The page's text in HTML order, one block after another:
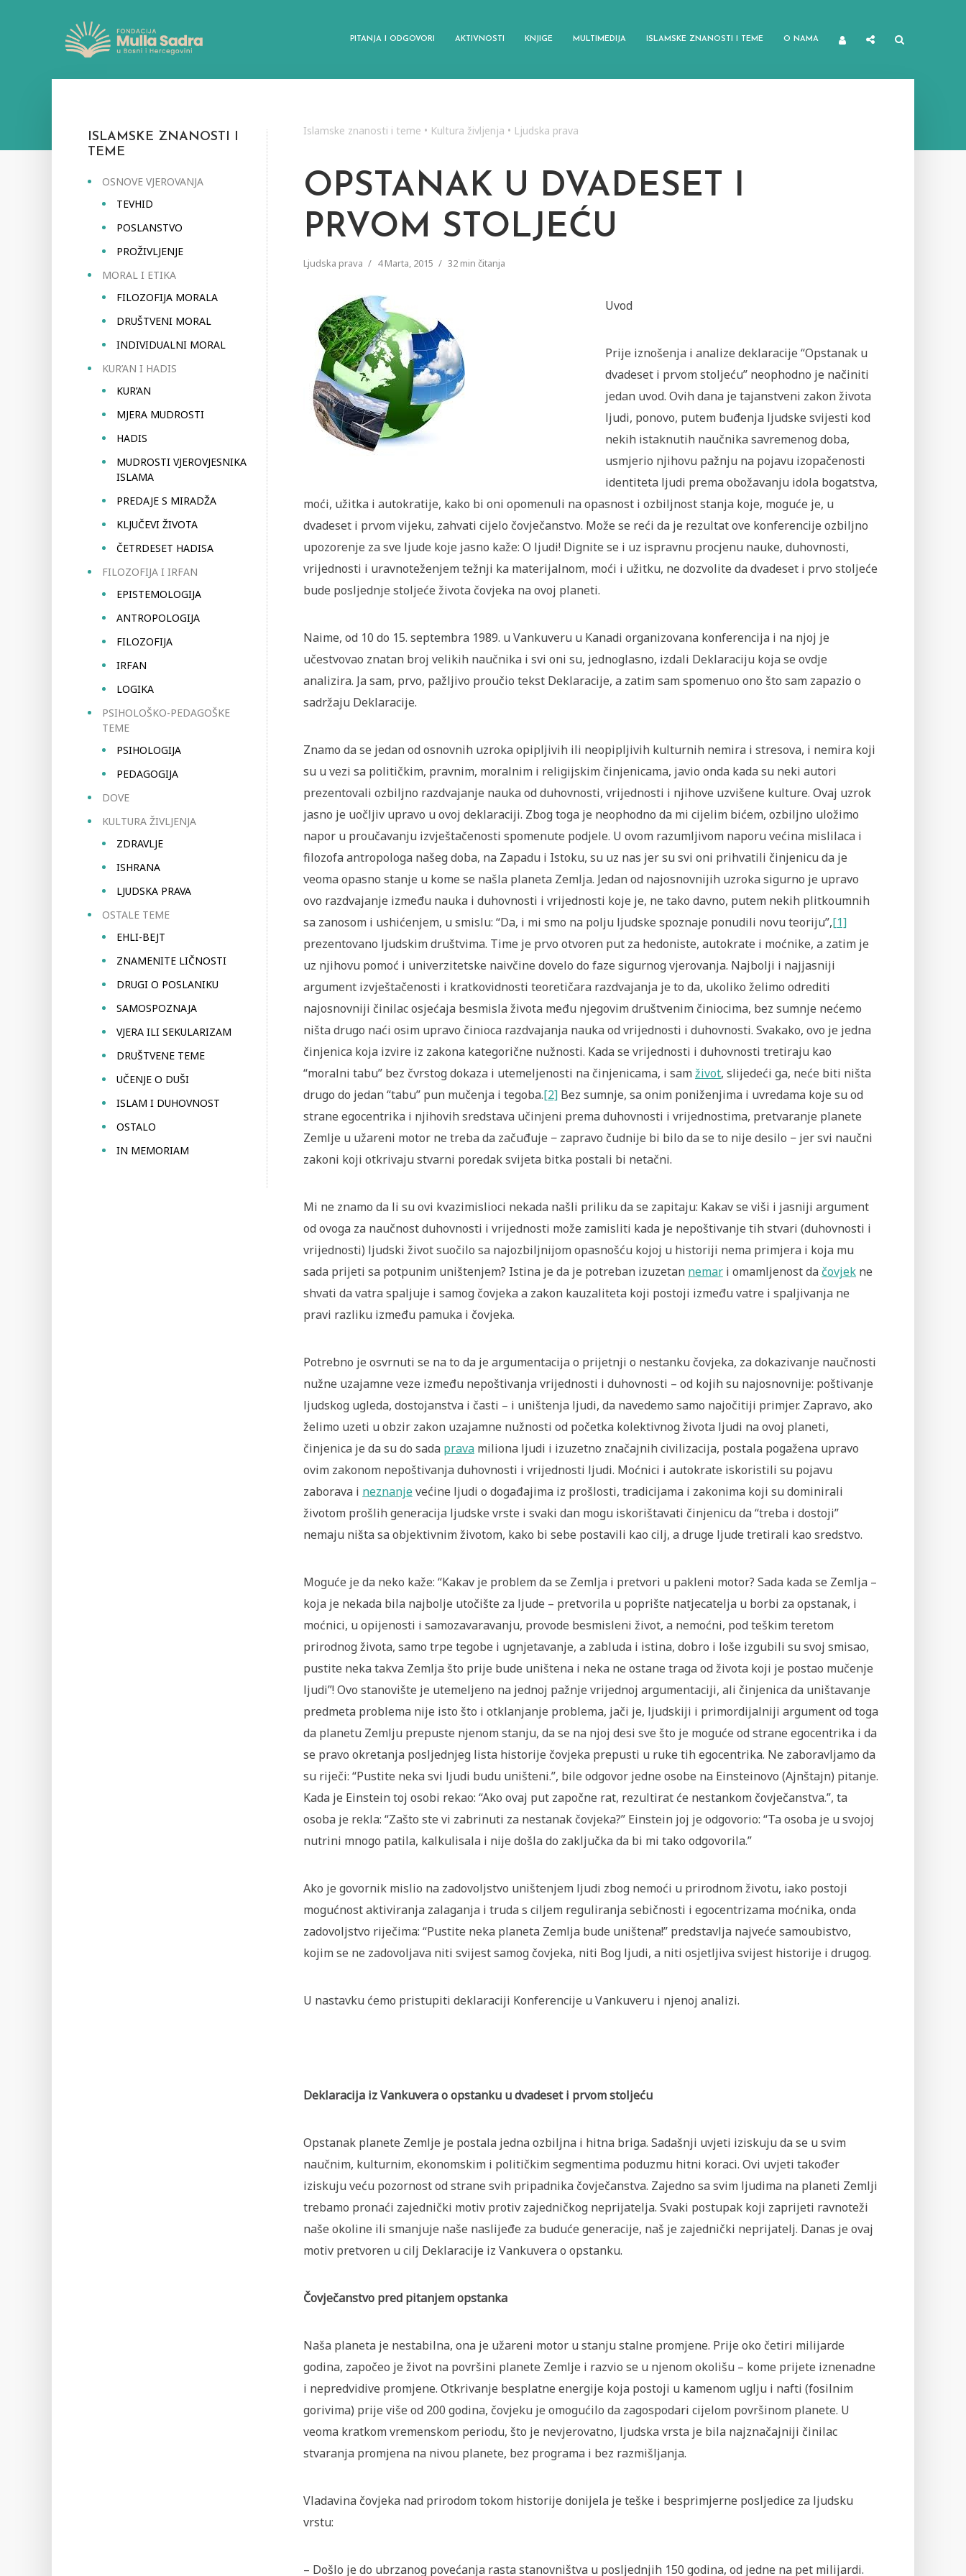
PITANJA I ODGOVORI AKTIVNOSTI KNJIGE MULTIMEDIJA ISLAMSKE ZNANOSTI I TEME O NAMA
ISLAMSKE ZNANOSTI I
TEME
OSNOVE VJEROVANJA
TEVHID
POSLANSTVO
PROŽIVLJENJE
MORAL I ETIKA
FILOZOFIJA MORALA
DRUŠTVENI MORAL
INDIVIDUALNI MORAL
KUR’AN I HADIS
KUR’AN
MJERA MUDROSTI
HADIS
MUDROSTI VJEROVJESNIKA
ISLAMA
PREDAJE S MIRADŽA
KLJUČEVI ŽIVOTA
ČETRDESET HADISA
FILOZOFIJA I IRFAN
EPISTEMOLOGIJA
ANTROPOLOGIJA
FILOZOFIJA
IRFAN
LOGIKA
PSIHOLOŠKO-PEDAGOŠKE
TEME
PSIHOLOGIJA
PEDAGOGIJA
DOVE
KULTURA ŽIVLJENJA
ZDRAVLJE
ISHRANA
LJUDSKA PRAVA
OSTALE TEME
EHLI-BEJT
ZNAMENITE LIČNOSTI
DRUGI O POSLANIKU
SAMOSPOZNAJA
VJERA ILI SEKULARIZAM
DRUŠTVENE TEME
UČENJE O DUŠI
ISLAM I DUHOVNOST
OSTALO
IN MEMORIAM
Islamske znanosti i teme • Kultura življenja • Ljudska prava
OPSTANAK U DVADESET I
PRVOM STOLJEĆU
Ljudska prava 4 Marta, 2015 32 min čitanja
Uvod
Prije iznošenja i analize deklaracije “Opstanak u
dvadeset i prvom stoljeću” neophodno je načiniti
jedan uvod. Ovih dana je tajanstveni zakon života
ljudi, ponovo, putem buđenja ljudske svijesti kod
nekih istaknutih naučnika savremenog doba,
usmjerio njihovu pažnju na pojavu izopačenosti
identiteta ljudi prema obožavanju idola bogatstva,
moći, užitka i autokratije, kako bi oni opomenuli na opasnost i ozbiljnost stanja koje, moguće je, u
dvadeset i prvom vijeku, zahvati cijelo čovječanstvo. Može se reći da je rezultat ove konferencije ozbiljno
upozorenje za sve ljude koje jasno kaže: O ljudi! Dignite se i uz ispravnu procjenu nauke, duhovnosti,
vrijednosti i uravnoteženjem težnji ka materijalnom, moći i užitku, ne dozvolite da dvadeset i prvo stoljeće
bude posljednje stoljeće života čovjeka na ovoj planeti.
Naime, od 10 do 15. septembra 1989. u Vankuveru u Kanadi organizovana konferencija i na njoj je
učestvovao znatan broj velikih naučnika i svi oni su, jednoglasno, izdali Deklaraciju koja se ovdje
analizira. Ja sam, prvo, pažljivo proučio tekst Deklaracije, a zatim sam spomenuo ono što sam zapazio o
sadržaju Deklaracije.
Znamo da se jedan od osnovnih uzroka opipljivih ili neopipljivih kulturnih nemira i stresova, i nemira koji
su u vezi sa političkim, pravnim, moralnim i religijskim činjenicama, javio onda kada su neki autori
prezentovali ozbiljno razdvajanje nauka od duhovnosti, vrijednosti i njihove uzvišene kulture. Ovaj uzrok
jasno je uočljiv upravo u ovoj deklaraciji. Zbog toga je neophodno da mi cijelim bićem, ozbiljno uložimo
napor u proučavanju izvještačenosti spomenute podjele. U ovom razumljivom naporu većina mislilaca i
filozofa antropologa našeg doba, na Zapadu i Istoku, su uz nas jer su svi oni prihvatili činjenicu da je
veoma opasno stanje u kome se našla planeta Zemlja. Jedan od najosnovnijih uzroka sigurno je upravo
ovo razdvajanje između nauka i duhovnosti i vrijednosti koje je, ne tako davno, putem nekih plitkoumnih
sa zanosom i ushićenjem, u smislu: “Da, i mi smo na polju ljudske spoznaje ponudili novu teoriju”,[1]
prezentovano ljudskim društvima. Time je prvo otvoren put za hedoniste, autokrate i moćnike, a zatim je
uz njihovu pomoć i univerzitetske naivčine dovelo do faze sigurnog vjerovanja. Najbolji i najjasniji
argument izvještačenosti i kratkovidnosti teoretičara razdvajanja je to da, ukoliko želimo odrediti
najosnovniji činilac osjećaja besmisla života među njegovim društvenim činiocima, bez sumnje nećemo
ništa drugo naći osim upravo činioca razdvajanja nauka od vrijednosti i duhovnosti. Svakako, ovo je jedna
činjenica koja izvire iz zakona kategorične nužnosti. Kada se vrijednosti i duhovnosti tretiraju kao
“moralni tabu” bez čvrstog dokaza i utemeljenosti na činjenicama, i samživot, slijedeći ga, neće biti ništa
drugo do jedan “tabu” pun mučenja i tegoba.[2] Bez sumnje, sa onim poniženjima i uvredama koje su od
strane egocentrika i njihovih sredstava učinjeni prema duhovnosti i vrijednostima, pretvaranje planete
Zemlje u užareni motor ne treba da začuđuje − zapravo čudnije bi bilo da se to nije desilo − jer svi naučni
zakoni koji otkrivaju stvarni poredak svijeta bitka postali bi netačni.
Mi ne znamo da li su ovi kvazimislioci nekada našli priliku da se zapitaju: Kakav se viši i jasniji argument
od ovoga za naučnost duhovnosti i vrijednosti može zamisliti kada je nepoštivanje tih stvari (duhovnosti i
vrijednosti) ljudski život suočilo sa najozbiljnijom opasnošću kojoj u historiji nema primjera i koja mu
sada prijeti sa potpunim uništenjem? Istina je da je potreban izuzetan nemar i omamljenost da čovjek ne
shvati da vatra spaljuje i samog čovjeka a zakon kauzaliteta koji postoji između vatre i spaljivanja ne
pravi razliku između pamuka i čovjeka.
Potrebno je osvrnuti se na to da je argumentacija o prijetnji o nestanku čovjeka, za dokazivanje naučnosti
nužne uzajamne veze između nepoštivanja vrijednosti i duhovnosti – od kojih su najosnovnije: poštivanje
ljudskog ugleda, dostojanstva i časti – i uništenja ljudi, da navedemo samo najočitiji primjer. Zapravo, ako
želimo uzeti u obzir zakon uzajamne nužnosti od početka kolektivnog života ljudi na ovoj planeti,
činjenica je da su do sada prava miliona ljudi i izuzetno značajnih civilizacija, postala pogažena upravo
ovim zakonom nepoštivanja duhovnosti i vrijednosti ljudi. Moćnici i autokrate iskoristili su pojavu
zaborava i neznanjevećine ljudi o događajima iz prošlosti, tradicijama i zakonima koji su dominirali
životom prošlih generacija ljudske vrste i svaki dan mogu iskorištavati činjenicu da “treba i dostoji”
nemaju ništa sa objektivnim životom, kako bi sebe postavili kao cilj, a druge ljude tretirali kao sredstvo.
Moguće je da neko kaže: “Kakav je problem da se Zemlja i pretvori u pakleni motor? Sada kada se Zemlja –
koja je nekada bila najbolje utočište za ljude – pretvorila u poprište natjecatelja u borbi za opstanak, i
moćnici, u opijenosti i samozavaravanju, provode besmisleni život, a nemoćni, pod teškim teretom
prirodnog života, samo trpe tegobe i ugnjetavanje, a zabluda i istina, dobro i loše izgubili su svoj smisao,
pustite neka takva Zemlja što prije bude uništena i neka ne ostane traga od života koji je postao mučenje
ljudi”! Ovo stanovište je utemeljeno na jednoj pažnje vrijednoj argumentaciji, ali činjenica da uništavanje
predmeta problema nije isto što i otklanjanje problema, jači je, ljudskiji i primordijalniji argument od toga
da planetu Zemlju prepuste njenom stanju, da se na njoj desi sve što je moguće od strane egocentrika i da
se pravo okretanja posljednjeg lista historije čovjeka prepusti u ruke tih egocentrika. Ne zaboravljamo da
su riječi: “Pustite neka svi ljudi budu uništeni.”, bile odgovor jedne osobe na Einsteinovo (Ajnštajn) pitanje.
Kada je Einstein toj osobi rekao: “Ako ovaj put započne rat, rezultirat će nestankom čovječanstva.”, ta
osoba je rekla: “Zašto ste vi zabrinuti za nestanak čovjeka?” Einstein joj je odgovorio: “Ta osoba je u svojoj
nutrini mnogo patila, kalkulisala i nije došla do zaključka da bi mi tako odgovorila.”
Ako je govornik mislio na zadovoljstvo uništenjem ljudi zbog nemoći u prirodnom životu, iako postoji
mogućnost aktiviranja zalaganja i truda s ciljem reguliranja sebičnosti i egocentrizama moćnika, onda
zadovoljstvo riječima: “Pustite neka planeta Zemlja bude uništena!” predstavlja najveće samoubistvo,
kojim se ne zadovoljava niti svijest samog čovjeka, niti Bog ljudi, a niti osjetljiva svijest historije i drugog.
U nastavku ćemo pristupiti deklaraciji Konferencije u Vankuveru i njenoj analizi.
Deklaracija iz Vankuvera o opstanku u dvadeset i prvom stoljeću
Opstanak planete Zemlje je postala jedna ozbiljna i hitna briga. Sadašnji uvjeti iziskuju da se u svim
naučnim, kulturnim, ekonomskim i političkim segmentima poduzmu hitni koraci. Ovi uvjeti također
iziskuju veću pozornost od strane svih pripadnika čovječanstva. Zajedno sa svim ljudima na planeti Zemlji
trebamo pronaći zajednički motiv protiv zajedničkog neprijatelja. Svaki postupak koji zaprijeti ravnoteži
naše okoline ili smanjuje naše naslijeđe za buduće generacije, naš je zajednički neprijatelj. Danas je ovaj
motiv pretvoren u cilj Deklaracije iz Vankuvera o opstanku.
Čovječanstvo pred pitanjem opstanka
Naša planeta je nestabilna, ona je užareni motor u stanju stalne promjene. Prije oko četiri milijarde
godina, započeo je život na površini planete Zemlje i razvio se u njenom okolišu – kome prijete iznenadne
i nepredvidive promjene. Otkrivanje besplatne energije koja postoji u kamenom uglju i nafti (fosilnim
gorivima) prije više od 200 godina, čovjeku je omogućilo da zagospodari cijelom površinom planete. U
veoma kratkom vremenskom periodu, što je nevjerovatno, ljudska vrsta je bila najznačajniji činilac
stvaranja promjena na nivou planete, bez programa i bez razmišljanja.
Vladavina čovjeka nad prirodom tokom historije donijela je teške i besprimjerne posljedice za ljudsku
vrstu:
– Došlo je do ubrzanog povećanja rasta stanovništva u posljednjih 150 godina, od jedne na pet milijardi.